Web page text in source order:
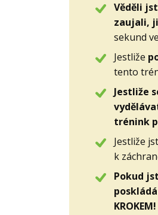
Věděli
zaujali,
sekund
Jestliže
tento
Jestliže
trénink
Jestliže
k
Pokud
KROKEM!